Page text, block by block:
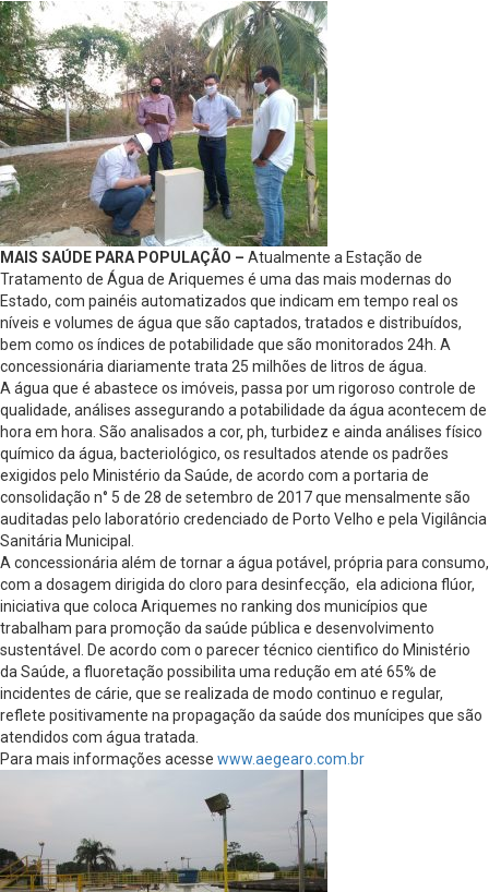
MAIS SAÚDE PARA POPULAÇÃO – Atualmente a Estação de
Tratamento de Água de Ariquemes é uma das mais modernas do
Estado, com painéis automatizados que indicam em tempo real os
níveis e volumes de água que são captados, tratados e distribuídos,
bem como os índices de potabilidade que são monitorados 24h. A
concessionária diariamente trata 25 milhões de litros de água.
A água que é abastece os imóveis, passa por um rigoroso controle de
qualidade, análises assegurando a potabilidade da água acontecem de
hora em hora. São analisados a cor, ph, turbidez e ainda análises físico
químico da água, bacteriológico, os resultados atende os padrões
exigidos pelo Ministério da Saúde, de acordo com a portaria de
consolidação n° 5 de 28 de setembro de 2017 que mensalmente são
auditadas pelo laboratório credenciado de Porto Velho e pela Vigilância
Sanitária Municipal.
A concessionária além de tornar a água potável, própria para consumo,
com a dosagem dirigida do cloro para desinfecção, ela adiciona flúor,
iniciativa que coloca Ariquemes no ranking dos municípios que
trabalham para promoção da saúde pública e desenvolvimento
sustentável. De acordo com o parecer técnico cientifico do Ministério
da Saúde, a fluoretação possibilita uma redução em até 65% de
incidentes de cárie, que se realizada de modo continuo e regular,
reflete positivamente na propagação da saúde dos munícipes que são
atendidos com água tratada.
Para mais informações acesse www.aegearo.com.br